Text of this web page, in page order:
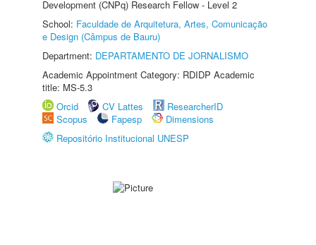
Development (CNPq) Research Fellow - Level 2
School: Faculdade de Arquitetura, Artes, Comunicação
e Design (Câmpus de Bauru)
Department: DEPARTAMENTO DE JORNALISMO
Academic Appointment Category: RDIDP Academic
title: MS-5.3
Orcid
CV Lattes
ResearcherID
Scopus
Fapesp
Dimensions
Repositório Institucional UNESP